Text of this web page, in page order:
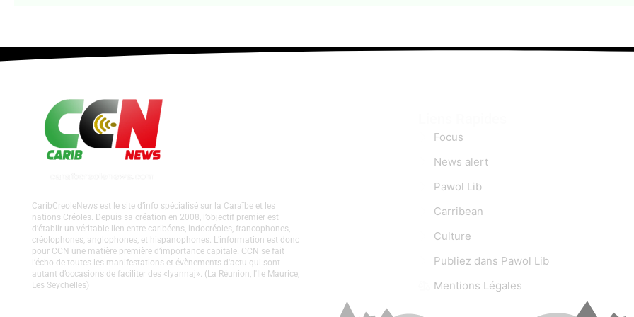
CaribCreoleNews est le site d’info spécialisé sur la Caraïbe et les
nations Créoles. Depuis sa création en 2008, l’objectif premier est
d’établir un véritable lien entre caribéens, indocréoles, francophones,
créolophones, anglophones, et hispanophones. L’information est donc
pour CCN une matière première d’importance capitale. CCN se fait
l’écho de toutes les manifestations et évènements d'actu qui sont
autant d’occasions de faciliter des «lyannaj». (La Réunion, l'Ile Maurice,
Les Seychelles)
Focus
News alert
Pawol Lib
Carribean
Culture
Publiez dans Pawol Lib
Mentions Légales